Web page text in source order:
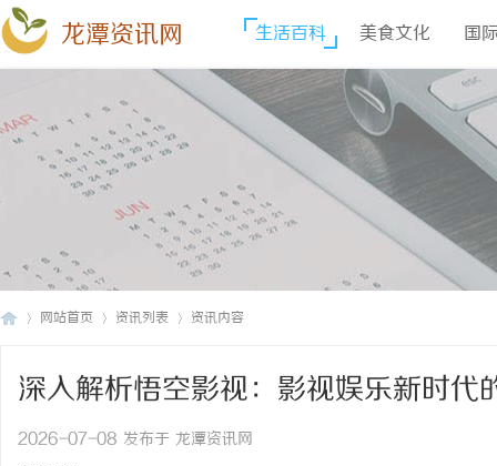
龙潭资讯网 生活百科 美食文化 国
网站首页 资讯列表 资讯内容
深入解析悟空影视：影视娱乐新时代
2026-07-08 发布于 龙潭资讯网